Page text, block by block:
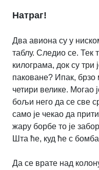
Натраг!
Два авиона су у
таблу. Следио се. Тек
килограма, док су
паковане? Ипак,
четири велике. Могао
бољи него да се све
само је чекао да
жару борбе то је
Шта ће, куд ће с
Да се врате над